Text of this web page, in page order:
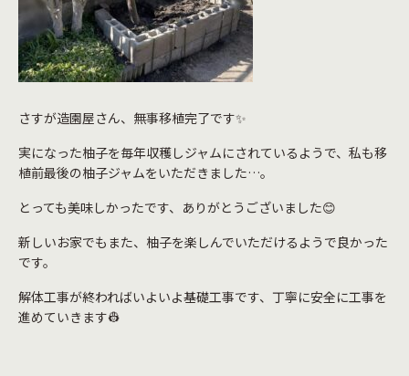
さすが造園屋さん、無事移植完了です✨
実になった柚子を毎年収穫しジャムにされているようで、私も移
植前最後の柚子ジャムをいただきました…。
とっても美味しかったです、ありがとうございました😊
新しいお家でもまた、柚子を楽しんでいただけるようで良かった
です。
解体工事が終わればいよいよ基礎工事です、丁寧に安全に工事を
進めていきます👷